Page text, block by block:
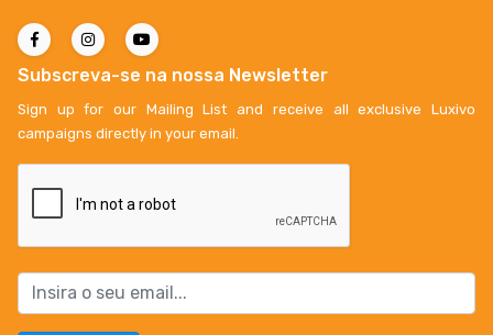
Subscreva-se na nossa Newsletter
Sign up for our Mailing List and receive all exclusive Luxivo
campaigns directly in your email.